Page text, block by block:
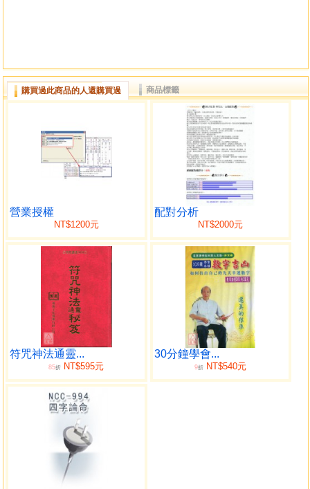
購買過此商品的人還購買過 商品標籤
營業授權
NT$1200元
配對分析
NT$2000元
符咒神法通靈...
85折 NT$595元
30分鐘學會...
9折 NT$540元